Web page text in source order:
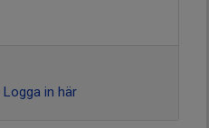
Logga in här